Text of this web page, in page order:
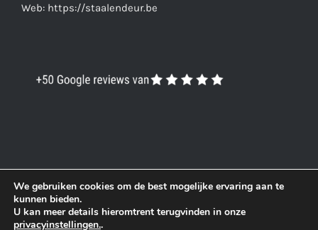
Web: https://staalendeur.be
© Copyright 2019 -2026|DigitalFocus| All Rights
We gebruiken cookies om de best mogelijke ervaring aan te
kunnen bieden.
U kan meer details hieromtrent terugvinden in onze
privacyinstellingen..